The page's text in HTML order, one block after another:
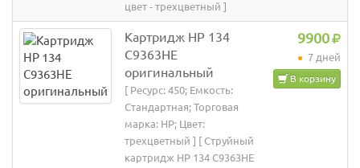
цвет - трехцветный ]
Картридж HP 134
C9363HE
оригинальный
[ Ресурс: 450; Емкость:
Стандартная; Торговая
марка: HP; Цвет:
трехцветный ] [ Струйный
картридж HP 134 C9363HE
9900
7 дней
В корзину